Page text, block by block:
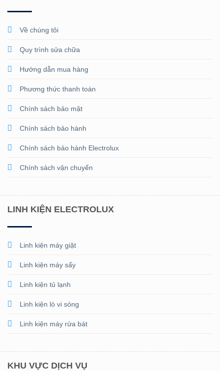
Về chúng tôi
Quy trình sửa chữa
Hướng dẫn mua hàng
Phương thức thanh toán
Chính sách bảo mật
Chính sách bảo hành
Chính sách bảo hành Electrolux
Chính sách vận chuyển
LINH KIỆN ELECTROLUX
Linh kiện máy giặt
Linh kiện máy sấy
Linh kiện tủ lạnh
Linh kiện lò vi sóng
Linh kiện máy rửa bát
KHU VỰC DỊCH VỤ